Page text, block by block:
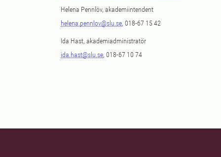
Helena Pennlöv, akademiintendent
helena.pennlov@slu.se, 018-67 15 42
Ida Hast, akademiadministratör
ida.hast@slu.se, 018-67 10 74